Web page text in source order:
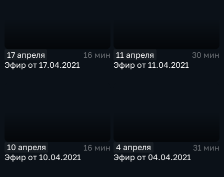
17 апреля
16 мин
Эфир от 17.04.2021
11 апреля
30 мин
Эфир от 11.04.2021
10 апреля
16 мин
Эфир от 10.04.2021
4 апреля
31 мин
Эфир от 04.04.2021